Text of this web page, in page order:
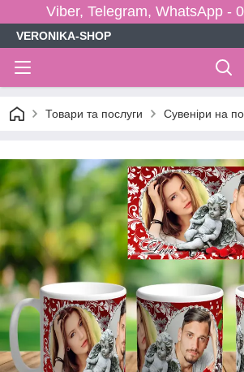
Viber, Telegram, WhatsApp -
VERONIKA-SHOP
Товари та послуги Сувеніри на